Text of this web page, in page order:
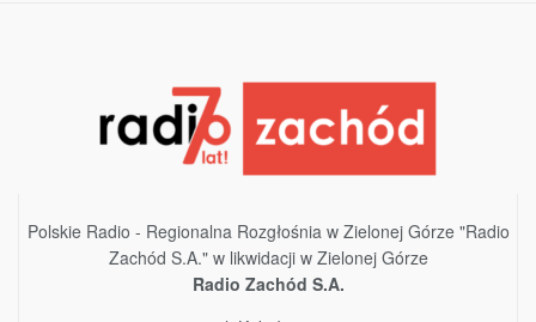
Polskie Radio - Regionalna Rozgłośnia w Zielonej Górze "Radio
Zachód S.A." w likwidacji w Zielonej Górze
Radio Zachód S.A.